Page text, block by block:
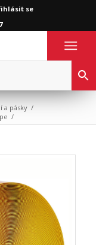
se
a pásky /
/